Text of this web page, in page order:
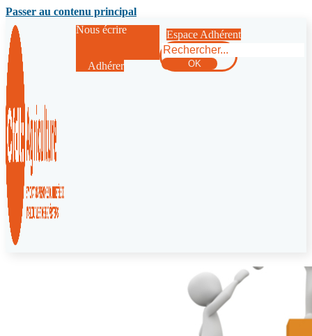
Passer au contenu principal
Nous écrire
Adhérer
Espace Adhérent
Rechercher
OK